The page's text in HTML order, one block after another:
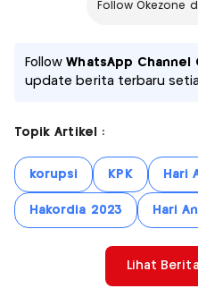
Follow Okezone
FollowWhatsApp Channel
update berita terbaru
Topik Artikel :
korupsi KPK Hari
Hakordia 2023 Hari
Lihat